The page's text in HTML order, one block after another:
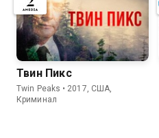
Твин Пикс
Twin Peaks • 2017, США,
Криминал